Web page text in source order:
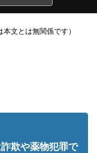
文とは無関係です）
欺や薬物犯罪で